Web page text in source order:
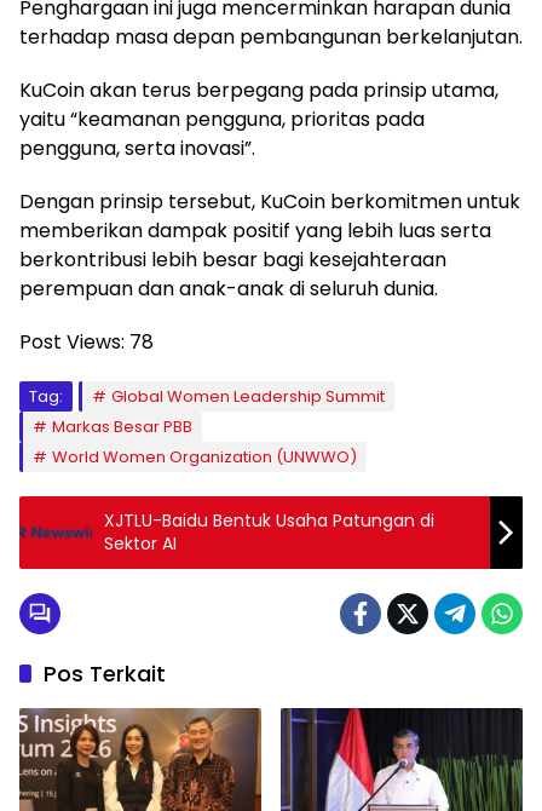
Penghargaan ini juga mencerminkan harapan dunia
terhadap masa depan pembangunan berkelanjutan.
KuCoin akan terus berpegang pada prinsip utama,
yaitu “keamanan pengguna, prioritas pada
pengguna, serta inovasi”.
Dengan prinsip tersebut, KuCoin berkomitmen untuk
memberikan dampak positif yang lebih luas serta
berkontribusi lebih besar bagi kesejahteraan
perempuan dan anak-anak di seluruh dunia.
Post Views: 78
Tag:
Global Women Leadership Summit
Markas Besar PBB
World Women Organization (UNWWO)
XJTLU-Baidu Bentuk Usaha Patungan di
Sektor AI
Pos Terkait